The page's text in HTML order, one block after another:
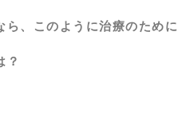
、このように治療のため
？